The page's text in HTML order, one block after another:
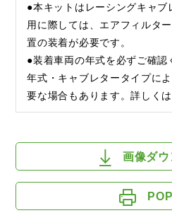
●本キットはレーシングキャブ
用に際しては、エアフィルタ
置の装着が必要です。
●装着車両の年式を必ずご確認
年式・キャブレタータイプに
要な場合もあります。詳しく
画像ダ